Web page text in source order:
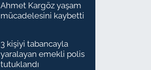
Ahmet Kargöz yaşam
mücadelesini kaybetti
3 kişiyi tabancayla
yaralayan emekli polis
tutuklandı